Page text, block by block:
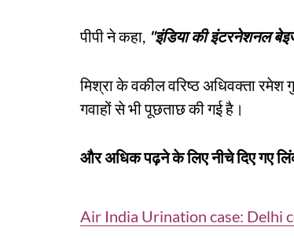
पीपी ने कहा, "इंडिया की इंटरनेशनल
मिश्रा के वकील वरिष्ठ अधिवक्ता
गवाहों से भी पूछताछ की गई है।
और अधिक पढ़ने के लिए नीचे दिए गए
Air India Urination case: Delhi